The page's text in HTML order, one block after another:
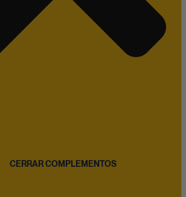
CERRAR COMPLEMENTOS